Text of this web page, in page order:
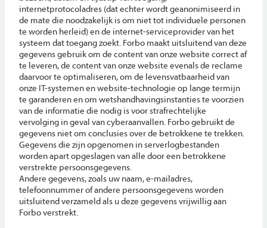
internetprotocoladres (dat echter wordt geanonimiseerd in
de mate die noodzakelijk is om niet tot individuele personen
te worden herleid) en de internet-serviceprovider van het
systeem dat toegang zoekt. Forbo maakt uitsluitend van deze
gegevens gebruik om de content van onze website correct af
te leveren, de content van onze website evenals de reclame
daarvoor te optimaliseren, om de levensvatbaarheid van
onze IT-systemen en website-technologie op lange termijn
te garanderen en om wetshandhavingsinstanties te voorzien
van de informatie die nodig is voor strafrechtelijke
vervolging in geval van cyberaanvallen. Forbo gebruikt de
gegevens niet om conclusies over de betrokkene te trekken.
Gegevens die zijn opgenomen in serverlogbestanden
worden apart opgeslagen van alle door een betrokkene
verstrekte persoonsgegevens.
Andere gegevens, zoals uw naam, e-mailadres,
telefoonnummer of andere persoonsgegevens worden
uitsluitend verzameld als u deze gegevens vrijwillig aan
Forbo verstrekt.